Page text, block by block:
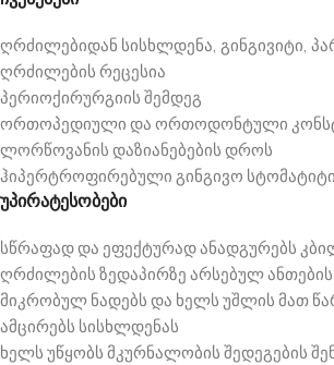
ღრძილებიდან სისხლდენა, გინგივიტი,
ღრძილების რეცესია
პერიოქირურგიის შემდეგ
ორთოპედიული და ორთოდონტული
ლორწოვანის დაზიანებების დროს
ჰიპერტროფირებული გინგივო სტომატიტი
უპირატესობები
სწრაფად და ეფექტურად ანადგურებს
ღრძილების ზედაპირზე არსებულ ანთების
მიკრობულ ნადებს და ხელს უშლის მათ
ამცირებს სისხლდენას
ხელს უწყობს მკურნალობის შედეგების